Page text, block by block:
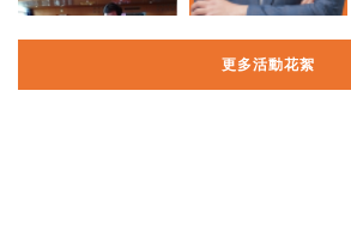
更多活動花絮